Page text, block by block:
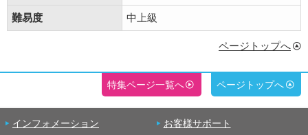
難易度 中上級
ページトップへ
特集ページ一覧へ ページトップへ
インフォメーション お客様サポート